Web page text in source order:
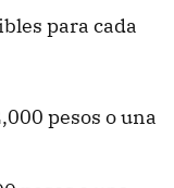
para cada
pesos o una